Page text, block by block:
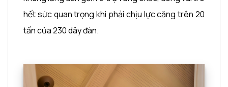
hết sức quan trọng khi phải chịu lực căng trên 20
tấn của 230 dây đàn.